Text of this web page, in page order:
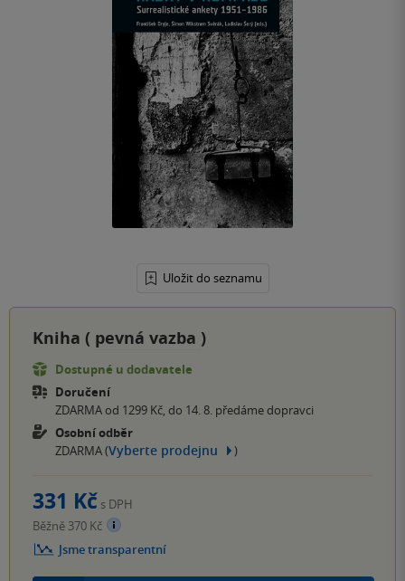
Uložit do seznamu
Kniha ( pevná vazba )
Dostupné u dodavatele
Doručení
ZDARMA od 1299 Kč, do 14. 8. předáme dopravci
Osobní odběr
ZDARMA (Vyberte prodejnu )
331 Kč s DPH
Běžně 370 Kč
Jsme transparentní